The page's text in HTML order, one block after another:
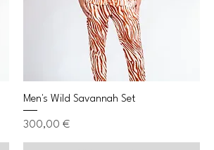
Men's Wild Savannah Set
Preis
300,00 €